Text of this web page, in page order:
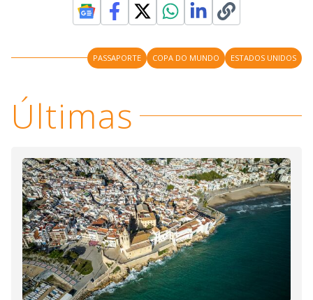
PASSAPORTE COPA DO MUNDO ESTADOS UNIDOS
Últimas